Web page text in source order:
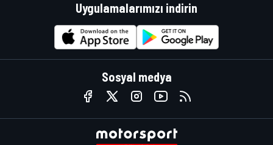
Uygulamalarımızı indirin
Sosyal medya